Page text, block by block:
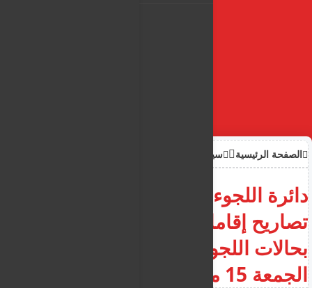
الصفحة الرئيسية سياحة وهجرة
دائرة اللجوء اليونانية تصدر
تصاريح إقامات جاهزة وخاصة
بحالات اللجوء في أثينا ليوم
الجمعة 15 مايو